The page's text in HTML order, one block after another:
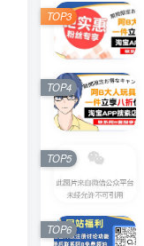
TOP3
TOP4
TOP5
TOP6